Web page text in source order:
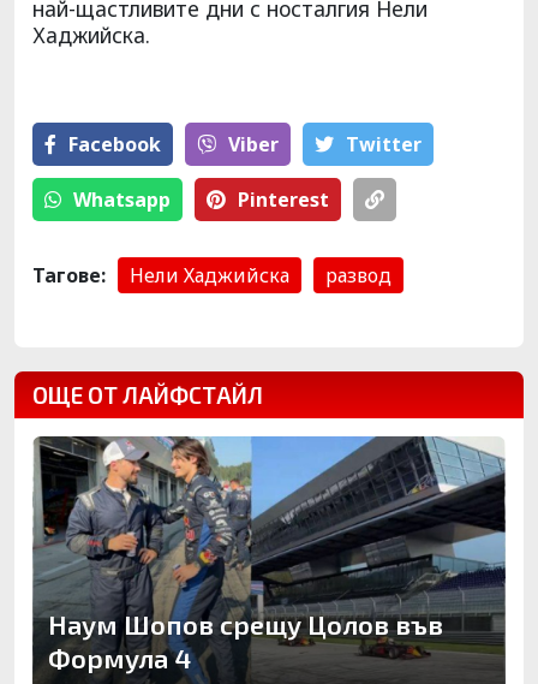
най-щастливите дни с носталгия Нели
Хаджийска.
Facebook Viber Тwitter
Whatsapp Pinterest
Тагове: Нели Хаджийска развод
ОЩЕ ОТ ЛАЙФСТАЙЛ
Наум Шопов срещу Цолов във
Формула 4